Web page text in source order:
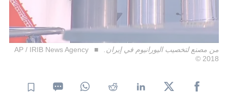
من مصنع لتخصيب اليورانيوم في إيران.
AP / IRIB News Agency
2018 ©